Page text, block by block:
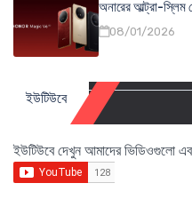
অনারের আল্ট্রা-স্লিম
08/01/2026
ইউটিউবে
ইউটিউবে দেখুন আমাদের ভিডিওগুলো